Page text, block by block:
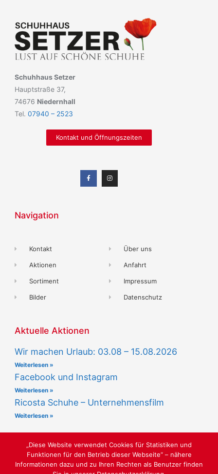
Schuhhaus Setzer
Hauptstraße 37,
74676 Niedernhall
Tel. 07940 – 2523
Kontakt und Öffnungszeiten
Navigation
Kontakt
Aktionen
Sortiment
Bilder
Über uns
Anfahrt
Impressum
Datenschutz
Aktuelle Aktionen
Wir machen Urlaub: 03.08 – 15.08.2026
Weiterlesen »
Facebook und Instagram
Weiterlesen »
Ricosta Schuhe – Unternehmensfilm
Weiterlesen »
„Diese Website verwendet Cookies für Statistiken und
Funktionen für den Betrieb dieser Webseite“ – nähere
Informationen dazu und zu Ihren Rechten als Benutzer finden